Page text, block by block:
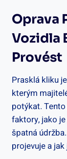
Oprava
Vozidla
Provést
Prasklá ‍kliku
kterým
potýkat.
faktory, jako
špatná
‌projevuje a